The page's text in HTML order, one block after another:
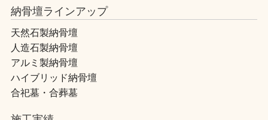
納骨壇ラインアップ
天然石製納骨壇
人造石製納骨壇
アルミ製納骨壇
ハイブリッド納骨壇
合祀墓・合葬墓